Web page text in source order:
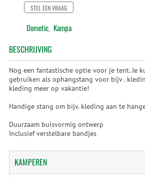
STEL EEN VRAAG
Dometic, Kampa
BESCHRIJVING
Nog een fantastische optie voor je tent. Je
gebruiken als ophangstang voor bijv .
kleding meer op vakantie!
Handige stang om bijv. kleding aan te
Duurzaam buisvormig ontwerp
Inclusief verstelbare bandjes
KAMPEREN